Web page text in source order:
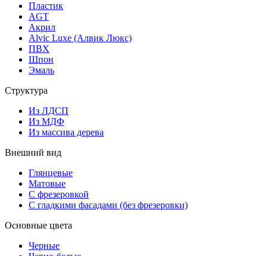
Пластик
AGT
Акрил
Alvic Luxe (Алвик Люкс)
ПВХ
Шпон
Эмаль
Структура
Из ЛДСП
Из МДФ
Из массива дерева
Внешний вид
Глянцевые
Матовые
С фрезеровкой
С гладкими фасадами (без фрезеровки)
Основные цвета
Черные